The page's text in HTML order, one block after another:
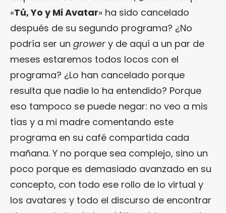
«Tú, Yo y Mi Avatar» ha sido cancelado
después de su segundo programa? ¿No
podría ser un grower y de aquí a un par de
meses estaremos todos locos con el
programa? ¿Lo han cancelado porque
resulta que nadie lo ha entendido? Porque
eso tampoco se puede negar: no veo a mis
tías y a mi madre comentando este
programa en su café compartida cada
mañana. Y no porque sea complejo, sino un
poco porque es demasiado avanzado en su
concepto, con todo ese rollo de lo virtual y
los avatares y todo el discurso de encontrar